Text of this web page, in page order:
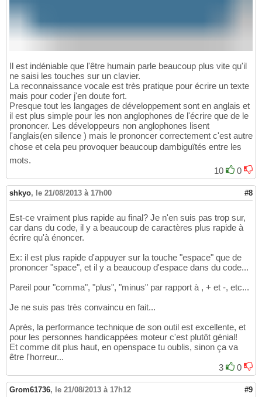
Il est indéniable que l'être humain parle beaucoup plus vite qu'il
ne saisi les touches sur un clavier.
La reconnaissance vocale est très pratique pour écrire un texte
mais pour coder j'en doute fort.
Presque tout les langages de développement sont en anglais et
il est plus simple pour les non anglophones de l'écrire que de le
prononcer. Les développeurs non anglophones lisent
l'anglais(en silence ) mais le prononcer correctement c'est autre
chose et cela peu provoquer beaucoup dambiguïtés entre les
mots.
10
0
shkyo, le 21/08/2013 à 17h00 #8
Est-ce vraiment plus rapide au final? Je n'en suis pas trop sur,
car dans du code, il y a beaucoup de caractères plus rapide à
écrire qu'à énoncer.
Ex: il est plus rapide d'appuyer sur la touche "espace" que de
prononcer "space", et il y a beaucoup d'espace dans du code...
Pareil pour "comma", "plus", "minus" par rapport à , + et -, etc...
Je ne suis pas très convaincu en fait...
Après, la performance technique de son outil est excellente, et
pour les personnes handicappées moteur c'est plutôt génial!
Et comme dit plus haut, en openspace tu oublis, sinon ça va
être l'horreur...
3
0
Grom61736, le 21/08/2013 à 17h12 #9